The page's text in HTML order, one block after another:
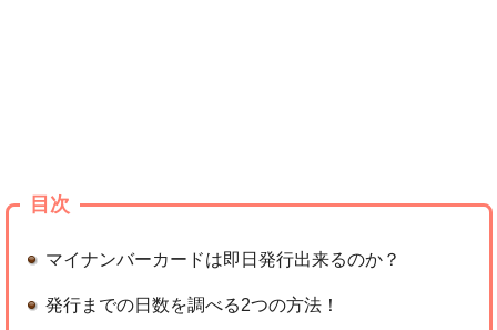
目次
マイナンバーカードは即日発行出来るのか？
発行までの日数を調べる2つの方法！